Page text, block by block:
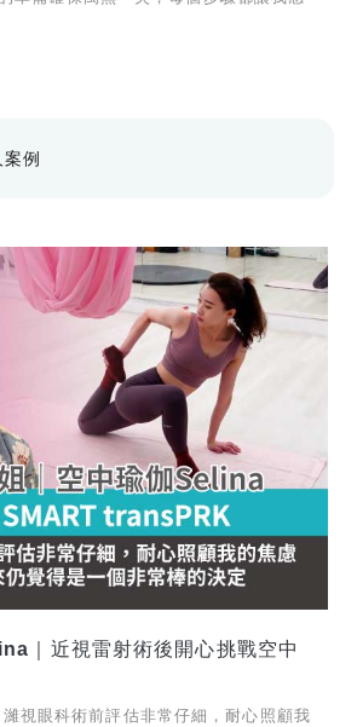
例
｜近視雷射術後開心挑戰空中
視眼科術前評估非常仔細，耐心照顧我